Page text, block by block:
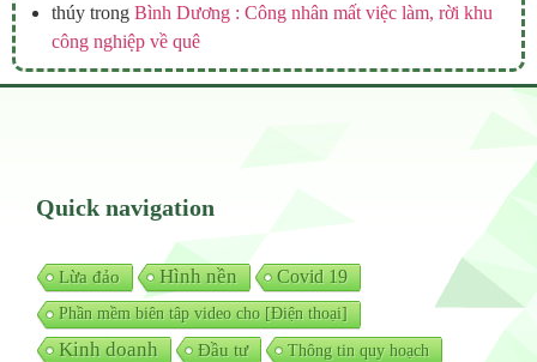
thúy trong Bình Dương : Công nhân mất việc làm, rời khu
công nghiệp về quê
Quick navigation
Lừa đảo Hình nền Covid 19
Phần mềm biên tâp video cho [Điện thoại]
Kinh doanh Đầu tư Thông tin quy hoạch